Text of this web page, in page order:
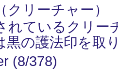
リーチャー）
れているクリー
黒の護法印を取
(8/378)